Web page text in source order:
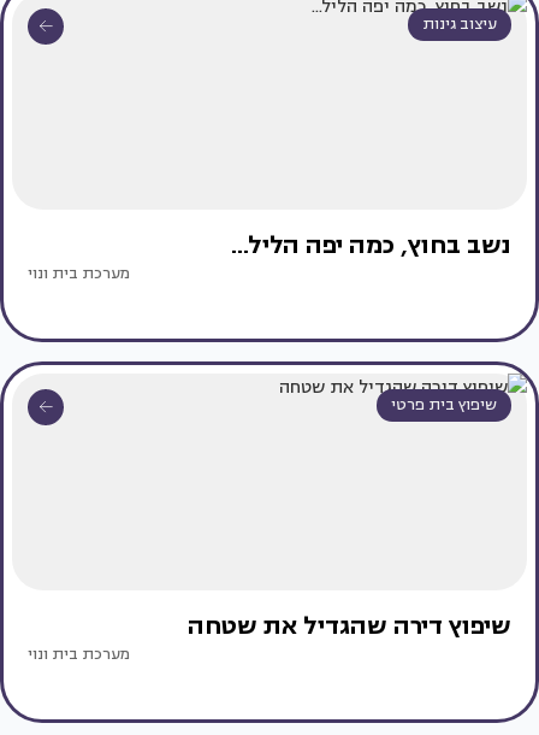
עיצוב גינות
נשב בחוץ, כמה יפה הליל...
מערכת בית ונוי
שיפוץ בית פרטי
שיפוץ דירה שהגדיל את שטחה
מערכת בית ונוי